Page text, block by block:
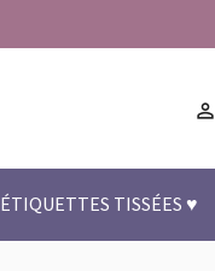

ÉTIQUETTES TISSÉES ♥